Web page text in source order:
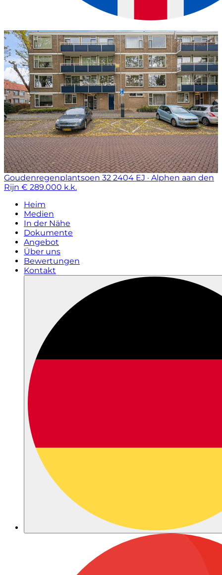
Goudenregenplantsoen 32 2404 EJ · Alphen aan den
Rijn € 289.000 k.k.
Heim
Medien
In der Nähe
Dokumente
Angebot
Über uns
Bewertungen
Kontakt